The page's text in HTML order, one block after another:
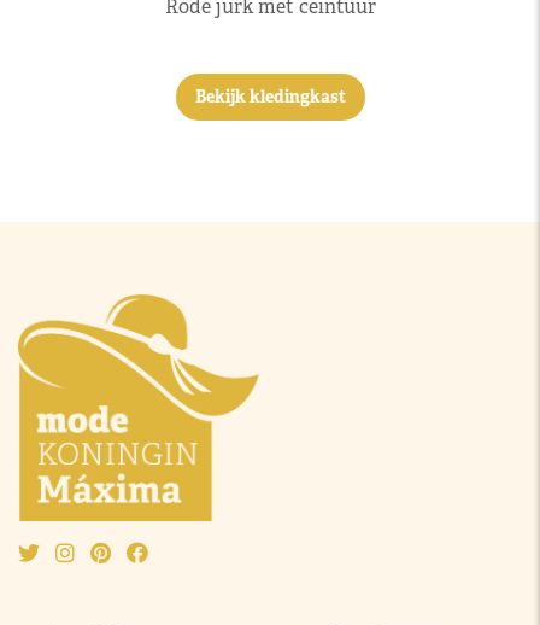
Rode jurk met ceintuur
Bekijk kledingkast